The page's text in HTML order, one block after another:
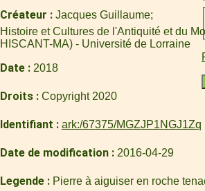
Créateur
Jacques Guillaume
Histoire et Cultures de l'Antiquité et du
HISCANT-MA) - Université de Lorraine
Date 2018
Droits Copyright 2020
Identifiant ark:/67375/MGZJP1NGJ1Zq
Date de modification 2016-04-29
Legende Pierre à aiguiser en roche